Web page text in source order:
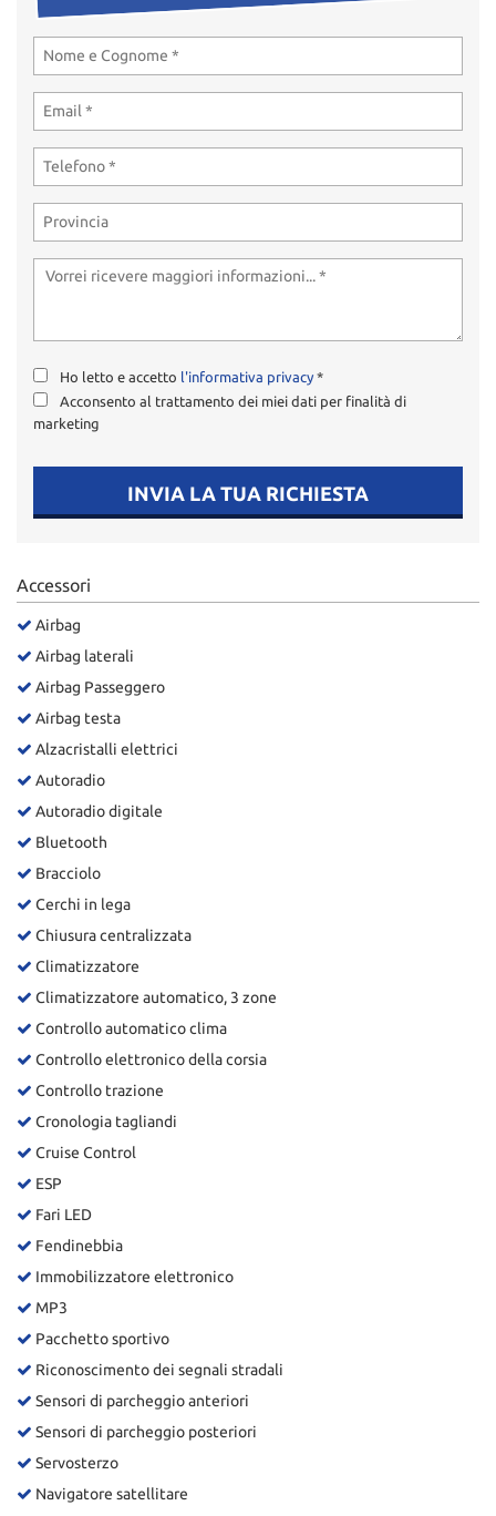
Ho letto e accetto l'informativa privacy *
Acconsento al trattamento dei miei dati per finalità di
marketing
INVIA LA TUA RICHIESTA
Accessori
Airbag
Airbag laterali
Airbag Passeggero
Airbag testa
Alzacristalli elettrici
Autoradio
Autoradio digitale
Bluetooth
Bracciolo
Cerchi in lega
Chiusura centralizzata
Climatizzatore
Climatizzatore automatico, 3 zone
Controllo automatico clima
Controllo elettronico della corsia
Controllo trazione
Cronologia tagliandi
Cruise Control
ESP
Fari LED
Fendinebbia
Immobilizzatore elettronico
MP3
Pacchetto sportivo
Riconoscimento dei segnali stradali
Sensori di parcheggio anteriori
Sensori di parcheggio posteriori
Servosterzo
Navigatore satellitare